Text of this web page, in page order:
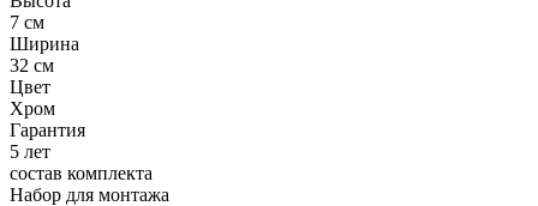
7 см
Ширина
32 см
Цвет
Хром
Гарантия
5 лет
состав комплекта
Набор для монтажа